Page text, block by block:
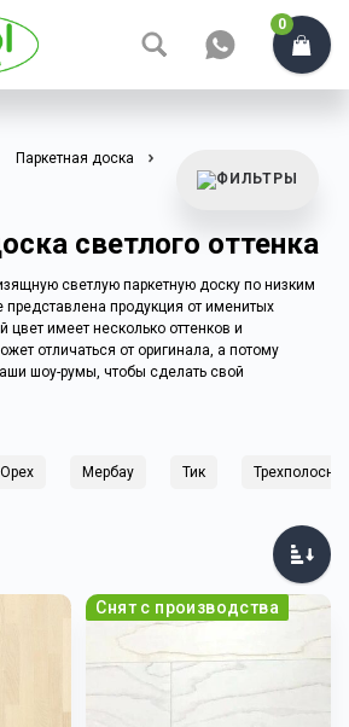
0
Паркетная доска
светлого оттенка
светлую паркетную доску по низким
продукция от именитых
цвет имеет несколько оттенков и
отличаться от оригинала, а потому
шоу-румы, чтобы сделать свой
Орех Мербау Тик
Снят с производства